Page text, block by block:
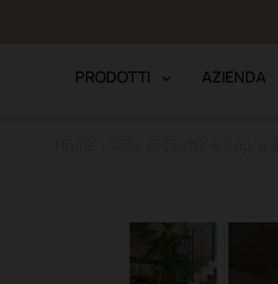
PRODOTTI AZIENDA